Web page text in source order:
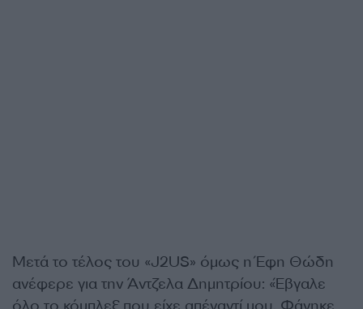
Μετά το τέλος του «J2US» όμως η Έφη Θώδη
ανέφερε για την Άντζελα Δημητρίου: «Έβγαλε